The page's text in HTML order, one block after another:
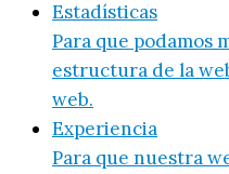
Estadísticas
Para que podamos
estructura de la
web.
Experiencia
Para que nuestra